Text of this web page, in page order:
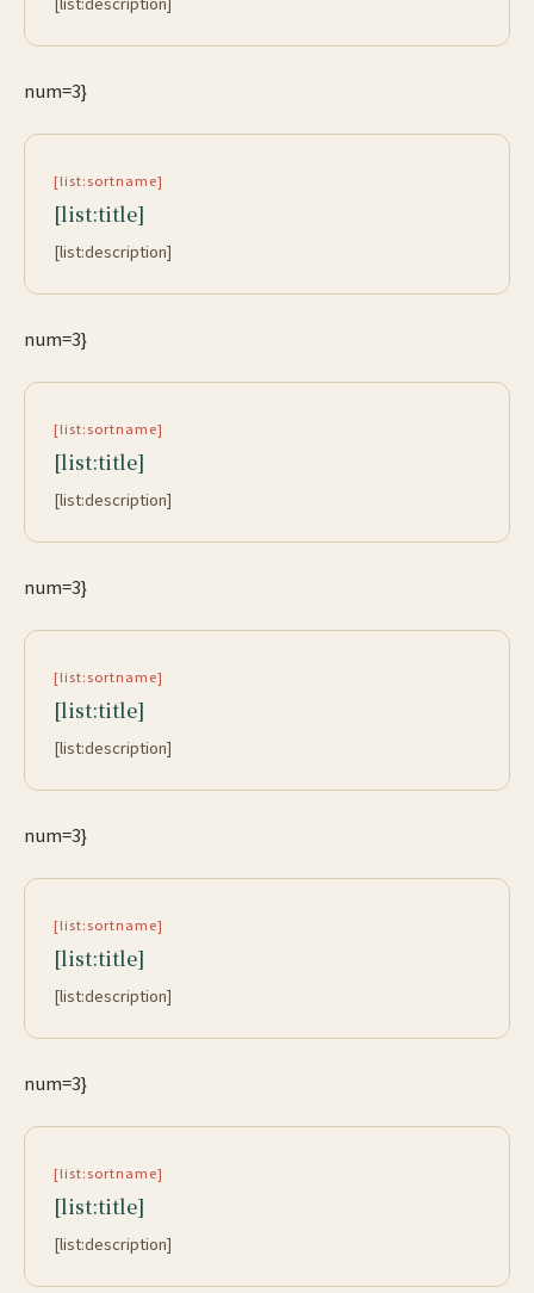
num=3}
[list:sortname]
[list:title]
[list:description]
num=3}
[list:sortname]
[list:title]
[list:description]
num=3}
[list:sortname]
[list:title]
[list:description]
num=3}
[list:sortname]
[list:title]
[list:description]
num=3}
[list:sortname]
[list:title]
[list:description]